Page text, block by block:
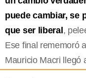
puede cambiar, se
que ser liberal ,
Ese final rememoró
Mauricio Macri llegó